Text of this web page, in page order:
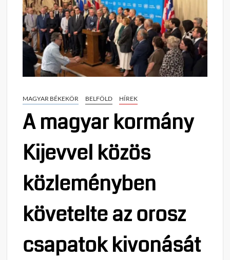
MAGYAR BÉKEKÖR BELFÖLD HÍREK
A magyar kormány
Kijevvel közös
közleményben
követelte az orosz
csapatok kivonását